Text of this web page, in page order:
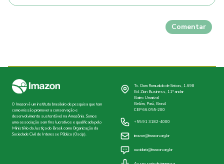
Comentar
O Imazon é um instituto brasileiro de pesquisa que tem
como missão promover a conservação e
desenvolvimento sustentável na Amazônia. Somos
uma associação sem fins lucrativos e qualificada pelo
Ministério da Justiça do Brasil como Organização da
Sociedade Civil de Interesse Público (Oscip).
Tv. Dom Romualdo de Seixas, 1.698
Ed. Zion Business, 11º andar
Bairro Umarizal
Belém, Pará, Brasil
CEP 66.055-200
+55 91 3182-4000
imazon@imazon.org.br
ouvidoria@imazon.org.br